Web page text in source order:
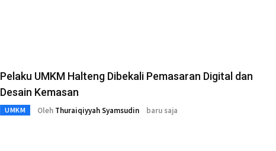
Pelaku UMKM Halteng Dibekali Pemasaran Digital dan
Desain Kemasan
UMKM Oleh Thuraiqiyyah Syamsudin baru saja